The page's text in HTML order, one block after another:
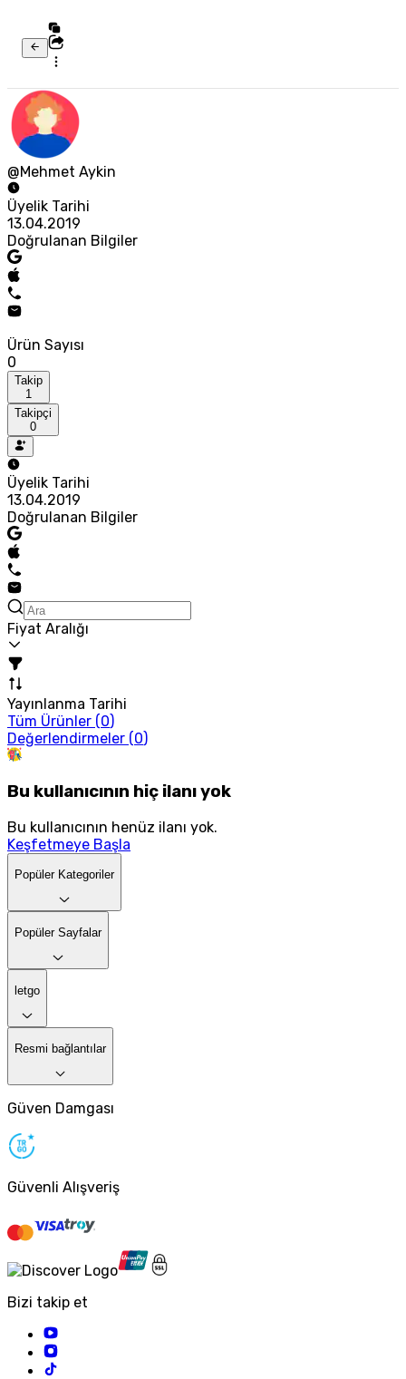
@Mehmet Aykin
Üyelik Tarihi
13.04.2019
Doğrulanan Bilgiler
Ürün Sayısı
0
Takip
1
Takipçi
0
Üyelik Tarihi
13.04.2019
Doğrulanan Bilgiler
Fiyat Aralığı
Yayınlanma Tarihi
Tüm Ürünler (0)
Değerlendirmeler (0)
Bu kullanıcının hiç ilanı yok
Bu kullanıcının henüz ilanı yok.
Keşfetmeye Başla
Popüler Kategoriler
Popüler Sayfalar
letgo
Resmi bağlantılar
Güven Damgası
Güvenli Alışveriş
Bizi takip et